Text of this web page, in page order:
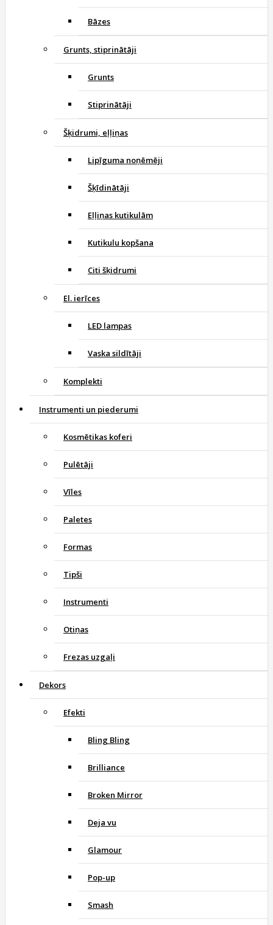
Bāzes
Grunts, stiprinātāji
Grunts
Stiprinātāji
Šķidrumi, eļļiņas
Lipīguma noņēmēji
Šķīdinātāji
Eļļiņas kutikulām
Kutikulu kopšana
Citi šķidrumi
El. ierīces
LED lampas
Vaska sildītāji
Komplekti
Instrumenti un piederumi
Kosmētikas koferi
Pulētāji
Vīles
Paletes
Formas
Tipši
Instrumenti
Otiņas
Frezas uzgaļi
Dekors
Efekti
Bling Bling
Brilliance
Broken Mirror
Deja vu
Glamour
Pop-up
Smash